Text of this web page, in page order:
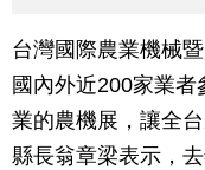
台灣國際農業機械
國內外近200家業
業的農機展，讓全
縣長翁章梁表示，